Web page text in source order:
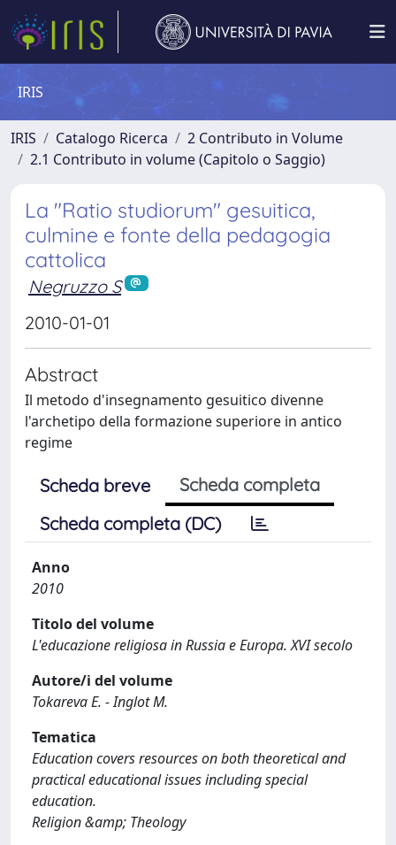
IRIS
IRIS Catalogo Ricerca
2 Contributo in Volume
2.1 Contributo in volume (Capitolo o Saggio)
La "Ratio studiorum" gesuitica,
culmine e fonte della pedagogia
cattolica
Negruzzo S
2010-01-01
Abstract
Il metodo d'insegnamento gesuitico divenne
l'archetipo della formazione superiore in antico
regime
Scheda breve
Scheda completa
Scheda completa (DC)
Anno
2010
Titolo del volume
L'educazione religiosa in Russia e Europa. XVI secolo
Autore/i del volume
Tokareva E. - Inglot M.
Tematica
Education covers resources on both theoretical and
practical educational issues including special
education.
Religion &amp; Theology